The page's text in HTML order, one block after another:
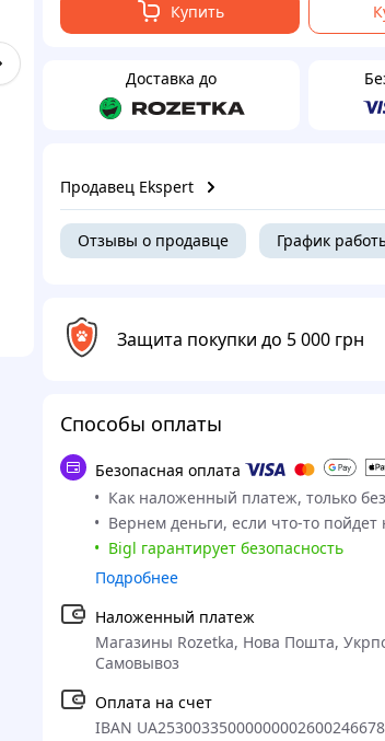
Купить
Доставка до
Продавец Ekspert
Отзывы о продавце График
Защита покупки до 5 000 грн
Способы оплаты
Безопасная оплата
Как наложенный платеж, только
Вернем деньги, если что-то пойдет
Bigl гарантирует безопасность
Подробнее
Наложенный платеж
Магазины Rozetka, Нова Пошта,
Самовывоз
Оплата на счет
IBAN